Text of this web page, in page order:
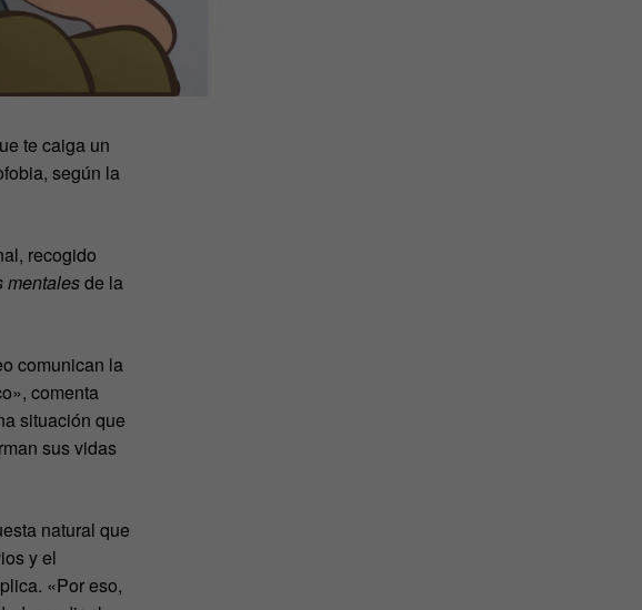
te caiga un
según la
recogido
mentalesde la
comunican la
comenta
situación que
sus vidas
natural que
y el
«Por eso,